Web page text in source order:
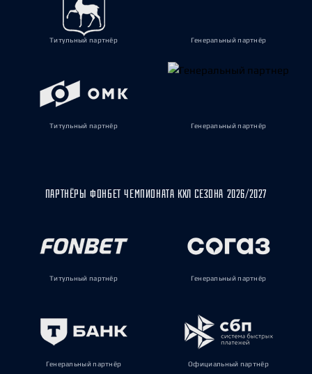
Титульный партнёр Генеральный партнёр
Титульный партнёр Генеральный партнёр
ПАРТНЁРЫ ФОНБЕТ ЧЕМПИОНАТА КХЛ СЕЗОНА 2026/2027
Титульный партнёр Генеральный партнёр
Генеральный партнёр Официальный партнёр